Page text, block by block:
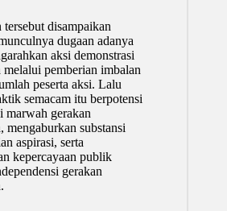
tersebut disampaikan
dugaan adanya
aksi demonstrasi
melalui pemberian imbalan
peserta aksi. Lalu
semacam itu berpotensi
marwah gerakan
mengaburkan substansi
aspirasi, serta
kepercayaan publik
gerakan